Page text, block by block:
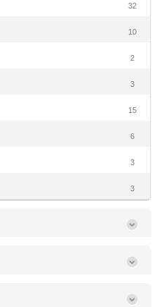
32
10
2
3
15
6
3
3